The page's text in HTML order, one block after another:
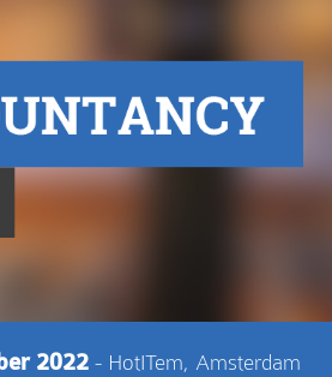
2022- HotITem, Amsterdam